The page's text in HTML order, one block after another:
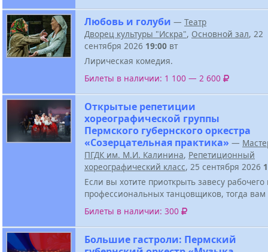
Любовь и голуби — Театр
Дворец культуры "Искра", Основной зал, 22
сентября 2026 19:00 вт
Лирическая комедия.
Билеты в наличии: 1 100 — 2 600
Открытые репетиции
хореографической группы
Пермского губернского оркестра
«Созерцательная практика» —
ПГДК им. М.И. Калинина, Репетиционный
хореографический класс, 25 сентября 2026
Если вы хотите приоткрыть завесу рабочего
профессиональных танцовщиков, тогда
Билеты в наличии: 300
Большие гастроли: Пермский